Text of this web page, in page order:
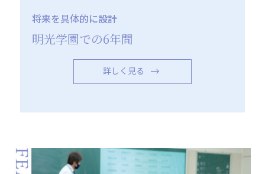
将来を具体的に設計
明光学園での6年間
詳しく見る